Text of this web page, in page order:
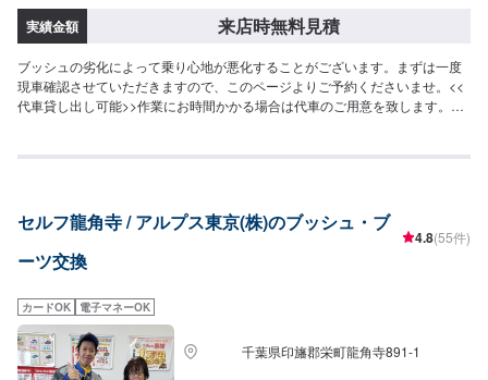
実績金額 来店時無料見積
ブッシュの劣化によって乗り心地が悪化することがございます。まずは一度
現車確認させていただきますので、このページよりご予約くださいませ。<<
代車貸し出し可能>>作業にお時間かかる場合は代車のご用意を致します。お
心がけております。<<経験豊富な資格保持者が多数>>自動車検査員が5名、
を整えております。どんな些細なことでもご相談くださいませ。皆様のご予
セルフ龍角寺 / アルプス東京(株)のブッシュ・ブ
ーツ交換
4.8(55件)
カードOK 電子マネーOK
千葉県印旛郡栄町龍角寺891-1